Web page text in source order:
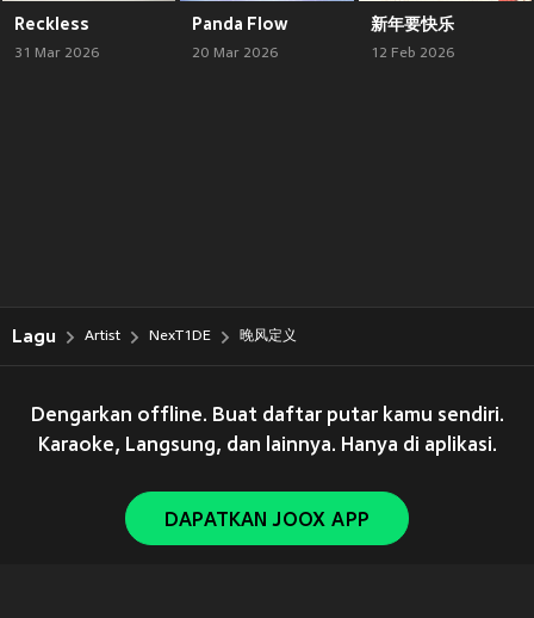
Reckless
31 Mar 2026
Panda Flow
20 Mar 2026
新年要快乐
12 Feb 2026
Lagu Artist NexT1DE 晚风定义
Dengarkan offline. Buat daftar putar kamu sendiri.
Karaoke, Langsung, dan lainnya. Hanya di aplikasi.
DAPATKAN JOOX APP